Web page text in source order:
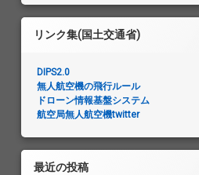
リンク集(国土交通省)
DIPS2.0
無人航空機の飛行ルール
ドローン情報基盤システム
航空局無人航空機twitter
最近の投稿